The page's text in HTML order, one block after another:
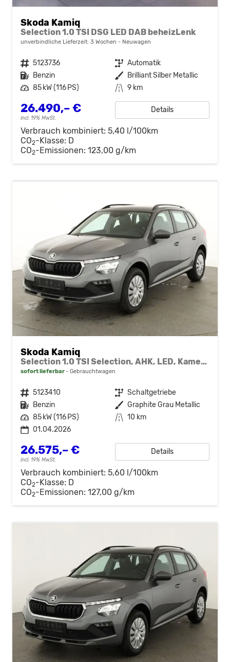
Skoda Kamiq
Selection 1.0 TSI DSG LED DAB beheizLenk
unverbindliche Lieferzeit: 3 Wochen Neuwagen
Fahrzeugnr. 5123736 Getriebe Automatik
Kraftstoff Benzin Außenfarbe Brilliant Silber Metallic
Leistung 85 kW (116 PS) Kilometerstand 9 km
26.490,– €
incl. 19% MwSt.
Details
Verbrauch kombiniert: 5,40 l/100km
CO2-Klasse: D
CO2-Emissionen: 123,00 g/km
Skoda Kamiq
Selection 1.0 TSI Selection, AHK, LED, Kamera, Ladeboden, Winter
sofort lieferbar Gebrauchtwagen
Fahrzeugnr. 5123410 Getriebe Schaltgetriebe
Kraftstoff Benzin Außenfarbe Graphite Grau Metallic
Leistung 85 kW (116 PS) Kilometerstand 10 km
01.04.2026
26.575,– €
incl. 19% MwSt.
Details
Verbrauch kombiniert: 5,60 l/100km
CO2-Klasse: D
CO2-Emissionen: 127,00 g/km